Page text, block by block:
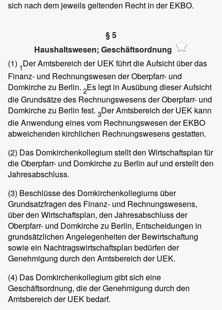
sich nach dem jeweils geltenden Recht in der EKBO.
§ 5
Haushaltswesen; Geschäftsordnung
(1) 1Der Amtsbereich der UEK führt die Aufsicht über das
Finanz- und Rechnungswesen der Oberpfarr- und
Domkirche zu Berlin. 2Es legt in Ausübung dieser Aufsicht
die Grundsätze des Rechnungswesens der Oberpfarr- und
Domkirche zu Berlin fest. 3Der Amtsbereich der UEK kann
die Anwendung eines vom Rechnungswesen der EKBO
abweichenden kirchlichen Rechnungswesens gestatten.
(2) Das Domkirchenkollegium stellt den Wirtschaftsplan für
die Oberpfarr- und Domkirche zu Berlin auf und erstellt den
Jahresabschluss.
(3) Beschlüsse des Domkirchenkollegiums über
Grundsatzfragen des Finanz- und Rechnungswesens,
über den Wirtschaftsplan, den Jahresabschluss der
Oberpfarr- und Domkirche zu Berlin, Entscheidungen in
grundsätzlichen Angelegenheiten der Bewirtschaftung
sowie ein Nachtragswirtschaftsplan bedürfen der
Genehmigung durch den Amtsbereich der UEK.
(4) Das Domkirchenkollegium gibt sich eine
Geschäftsordnung, die der Genehmigung durch den
Amtsbereich der UEK bedarf.